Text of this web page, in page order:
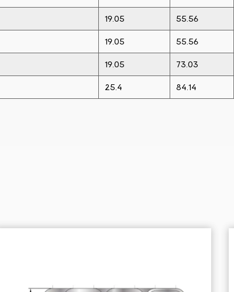
19.05 55.56
19.05 55.56
19.05 73.03
25.4 84.14